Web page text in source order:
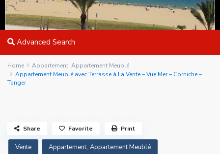
Advanced Search
Home Appartement, Appartement Meublé
Appartement Meublé avec Terrasse à La Vente – Vue Mer – Corniche –
Tanger
Vente Appartement, Appartement Meublé
Share Favorite Print